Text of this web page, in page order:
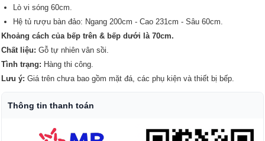
Lò vi sóng 60cm.
Hệ tủ rượu bàn đảo: Ngang 200cm - Cao 231cm - Sâu 60cm.
Khoảng cách của bếp trên & bếp dưới là 70cm.
Chất liệu:Gỗ tự nhiên vân sồi.
Tình trạng: Hàng thi công.
Lưu ý: Giá trên chưa bao gồm mặt đá, các phụ kiện và thiết bị bếp.
Thông tin thanh toán